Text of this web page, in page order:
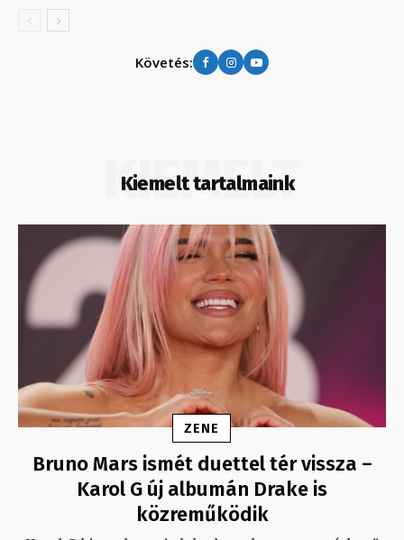
Követés:
Kiemelt tartalmaink
KIEMELT
ZENE
Bruno Mars ismét duettel tér vissza –
Karol G új albumán Drake is
közreműködik